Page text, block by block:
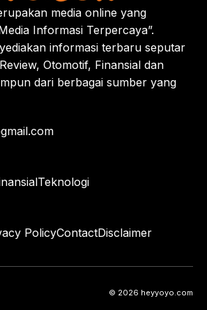
media online yang
Informasi Terpercaya”.
informasi terbaru seputar
Otomotif, Finansial dan
dari berbagai sumber yang
Teknologi
PolicyContactDisclaimer
© 2026 heyyoyo.com